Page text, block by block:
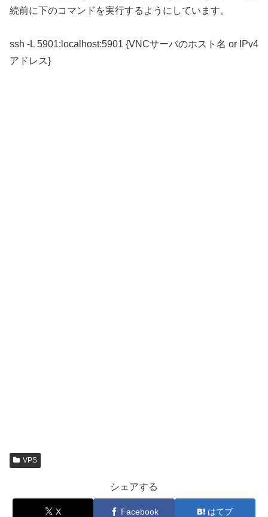
続前に下のコマンドを実行するようにしています。
ssh -L 5901:localhost:5901 {VNCサーバのホスト名 or IPv4
アドレス}
VPS
シェアする
X Facebook はてブ